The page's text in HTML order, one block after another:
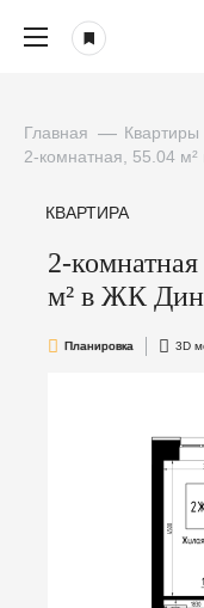
Главная
Квартиры
2-комнатная, 55.04
КВАРТИРА
2-
м² в ЖК
Планировка 3D